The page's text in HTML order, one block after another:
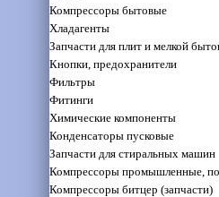
Компрессоры бытовые
Хладагенты
Запчасти для плит и мелкой
Кнопки, предохранители
Фильтры
Фитинги
Химические компоненты
Конденсаторы пусковые
Запчасти для стиральных машин
Компрессоры промышленные,
Компрессоры битцер (запчасти)